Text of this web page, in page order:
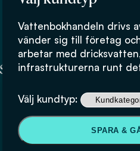
Vattenbokhandeln drivs
vänder sig till företag
arbetar med
infrastrukturerna runt
Välj kundtyp:
SPARA &
Katarina Starberg
Sök & filtrera